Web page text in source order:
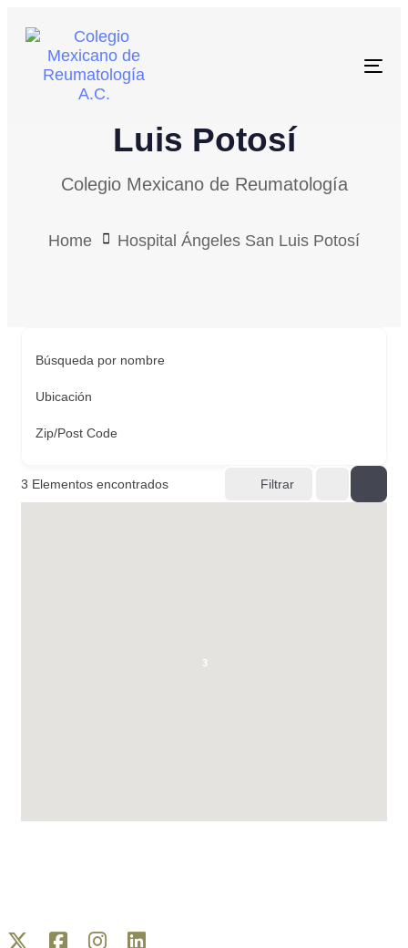
links
primary
Hospital Ángeles San
Luis Potosí
Colegio Mexicano de Reumatología
Home Hospital Ángeles San Luis Potosí
Búsqueda por nombre
Ubicación
Zip/Post Code
3 Elementos encontrados Filtrar
3